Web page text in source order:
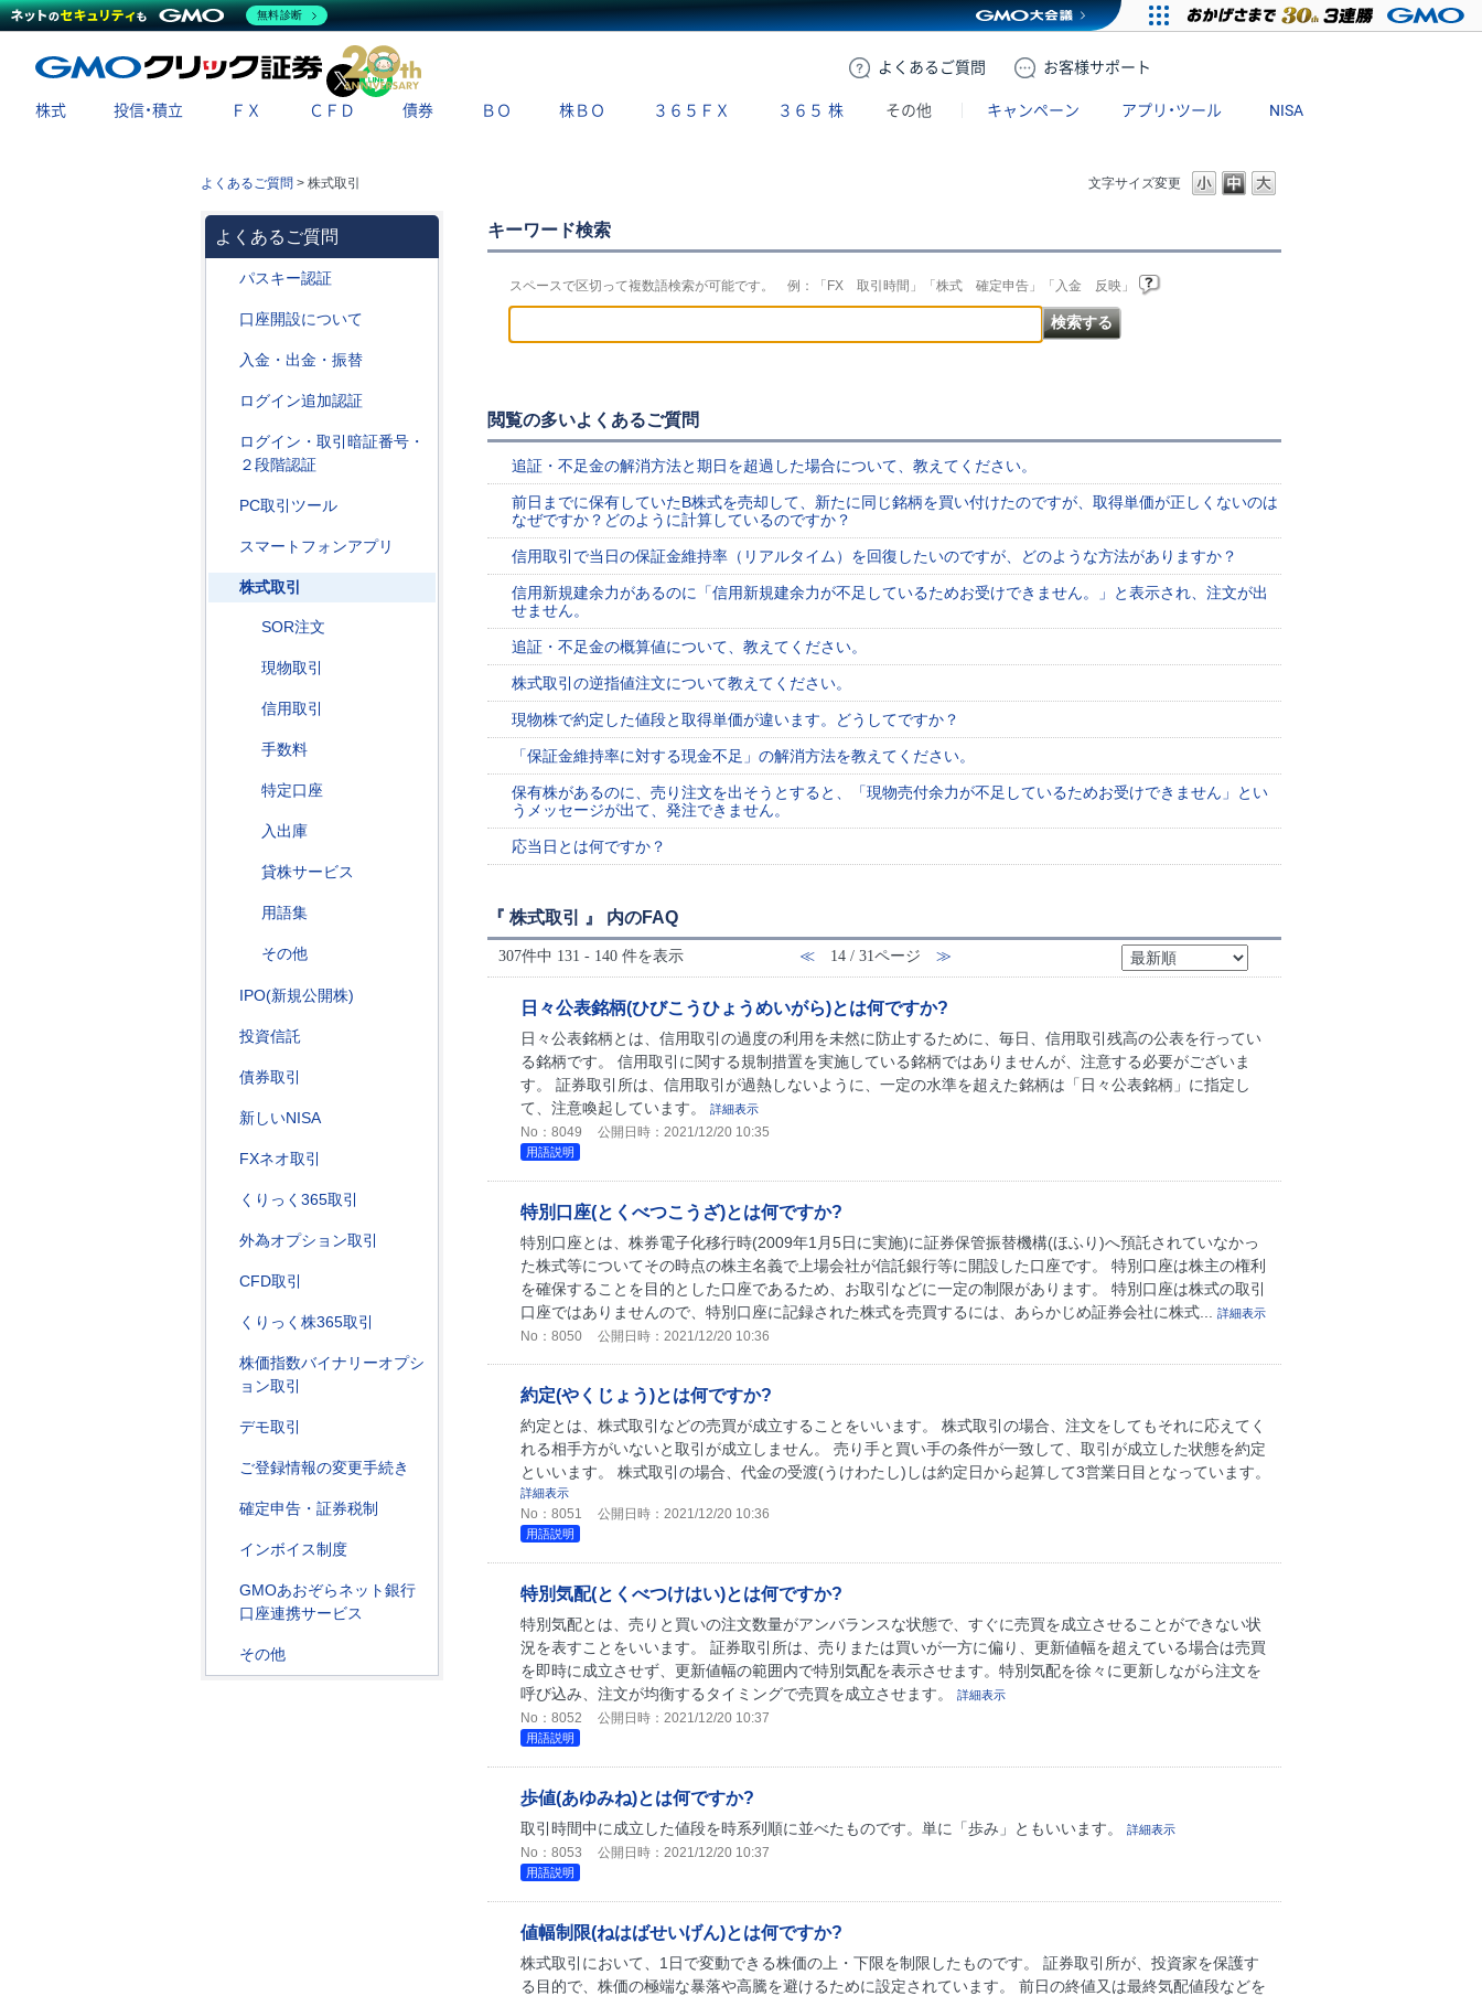
よくある ご質問 お客様サポート
X
株式 投信・積立 ＦＸ ＣＦＤ 債券 ＢＯ 株ＢＯ ３６５ＦＸ ３６５ 株 その他 キャンペーン アプリ・ツール NISA
文字サイズ変更
よくあるご質問 > 株式取引
よくあるご質問
パスキー認証
口座開設について
入金・出金・振替
ログイン追加認証
ログイン・取引暗証番号・
２段階認証
PC取引ツール
スマートフォンアプリ
株式取引
SOR注文
現物取引
信用取引
手数料
特定口座
入出庫
貸株サービス
用語集
その他
IPO(新規公開株)
投資信託
債券取引
新しいNISA
FXネオ取引
くりっく365取引
外為オプション取引
CFD取引
くりっく株365取引
株価指数バイナリーオプシ
ョン取引
デモ取引
ご登録情報の変更手続き
確定申告・証券税制
インボイス制度
GMOあおぞらネット銀行
口座連携サービス
その他
キーワード検索
スペースで区切って複数語検索が可能です。 例：「FX 取引時間」「株式 確定申告」「入金 反映」
閲覧の多いよくあるご質問
追証・不足金の解消方法と期日を超過した場合について、教えてください。
前日までに保有していたB株式を売却して、新たに同じ銘柄を買い付けたのですが、取得単価が正しくないのは
なぜですか？どのように計算しているのですか？
信用取引で当日の保証金維持率（リアルタイム）を回復したいのですが、どのような方法がありますか？
信用新規建余力があるのに「信用新規建余力が不足しているためお受けできません。」と表示され、注文が出
せません。
追証・不足金の概算値について、教えてください。
株式取引の逆指値注文について教えてください。
現物株で約定した値段と取得単価が違います。どうしてですか？
「保証金維持率に対する現金不足」の解消方法を教えてください。
保有株があるのに、売り注文を出そうとすると、「現物売付余力が不足しているためお受けできません」とい
うメッセージが出て、発注できません。
応当日とは何ですか？
『 株式取引 』 内のFAQ
307件中 131 - 140 件を表示 ≪ 14 / 31ページ ≫
日々公表銘柄(ひびこうひょうめいがら)とは何ですか?
日々公表銘柄とは、信用取引の過度の利用を未然に防止するために、毎日、信用取引残高の公表を行ってい
る銘柄です。 信用取引に関する規制措置を実施している銘柄ではありませんが、注意する必要がございま
す。 証券取引所は、信用取引が過熱しないように、一定の水準を超えた銘柄は「日々公表銘柄」に指定し
て、注意喚起しています。
詳細表示
No：8049 公開日時：2021/12/20 10:35
用語説明
特別口座(とくべつこうざ)とは何ですか?
特別口座とは、株券電子化移行時(2009年1月5日に実施)に証券保管振替機構(ほふり)へ預託されていなかっ
た株式等についてその時点の株主名義で上場会社が信託銀行等に開設した口座です。 特別口座は株主の権利
を確保することを目的とした口座であるため、お取引などに一定の制限があります。 特別口座は株式の取引
口座ではありませんので、特別口座に記録された株式を売買するには、あらかじめ証券会社に株式...
詳細表示
No：8050 公開日時：2021/12/20 10:36
約定(やくじょう)とは何ですか?
約定とは、株式取引などの売買が成立することをいいます。 株式取引の場合、注文をしてもそれに応えてく
れる相手方がいないと取引が成立しません。 売り手と買い手の条件が一致して、取引が成立した状態を約定
といいます。 株式取引の場合、代金の受渡(うけわたし)しは約定日から起算して3営業日目となっています。
詳細表示
No：8051 公開日時：2021/12/20 10:36
用語説明
特別気配(とくべつけはい)とは何ですか?
特別気配とは、売りと買いの注文数量がアンバランスな状態で、すぐに売買を成立させることができない状
況を表すことをいいます。 証券取引所は、売りまたは買いが一方に偏り、更新値幅を超えている場合は売買
を即時に成立させず、更新値幅の範囲内で特別気配を表示させます。特別気配を徐々に更新しながら注文を
呼び込み、注文が均衡するタイミングで売買を成立させます。
詳細表示
No：8052 公開日時：2021/12/20 10:37
用語説明
歩値(あゆみね)とは何ですか?
取引時間中に成立した値段を時系列順に並べたものです。単に「歩み」ともいいます。 詳細表示
No：8053 公開日時：2021/12/20 10:37
用語説明
値幅制限(ねはばせいげん)とは何ですか?
株式取引において、1日で変動できる株価の上・下限を制限したものです。 証券取引所が、投資家を保護す
る目的で、株価の極端な暴落や高騰を避けるために設定されています。 前日の終値又は最終気配値段などを
無料診断